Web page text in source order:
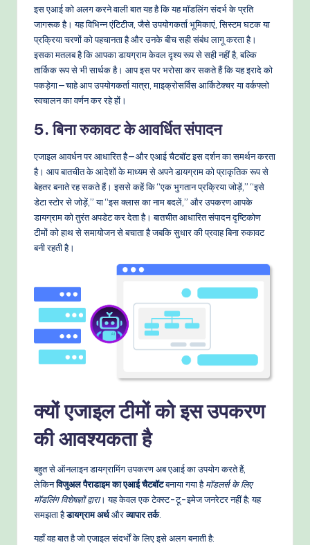
इस एआई को अलग करने वाली बात यह है कि यह मॉडलिंग संदर्भ के प्रति
जागरूक है। यह विभिन्न एंटिटीज, जैसे उपयोगकर्ता भूमिकाएं, सिस्टम घटक या
प्रक्रिया चरणों को पहचानता है और उनके बीच सही संबंध लागू करता है।
इसका मतलब है कि आपका डायग्राम केवल दृश्य रूप से सही नहीं है, बल्कि
तार्किक रूप से भी सार्थक है। आप इस पर भरोसा कर सकते हैं कि यह इरादे को
पकड़ेगा—चाहे आप उपयोगकर्ता यात्रा, माइक्रोसर्विस आर्किटेक्चर या वर्कफ्लो
स्वचालन का वर्णन कर रहे हों।
5. बिना रुकावट के आवर्धित संपादन
एजाइल आवर्धन पर आधारित है—और एआई चैटबॉट इस दर्शन का समर्थन करता
है। आप बातचीत के आदेशों के माध्यम से अपने डायग्राम को प्राकृतिक रूप से
बेहतर बनाते रह सकते हैं। इससे कहें कि “एक भुगतान प्रक्रिया जोड़ें,” “इसे
डेटा स्टोर से जोड़ें,” या “इस क्लास का नाम बदलें,” और उपकरण आपके
डायग्राम को तुरंत अपडेट कर देता है। बातचीत आधारित संपादन दृष्टिकोण
टीमों को हाथ से समायोजन से बचाता है जबकि सुधार की प्रवाह बिना रुकावट
बनी रहती है।
क्यों एजाइल टीमों को इस उपकरण
की आवश्यकता है
बहुत से ऑनलाइन डायग्रामिंग उपकरण अब एआई का उपयोग करते हैं,
लेकिनविजुअल पैराडाइम का एआई चैटबॉटबनाया गया हैमॉडलर्स के लिए
मॉडलिंग विशेषज्ञों द्वारा। यह केवल एक टेक्स्ट-टू-इमेज जनरेटर नहीं है; यह
समझता हैडायग्राम अर्थऔरव्यापार तर्क.
यहाँ वह बात है जो एजाइल संदर्भों के लिए इसे अलग बनाती है: